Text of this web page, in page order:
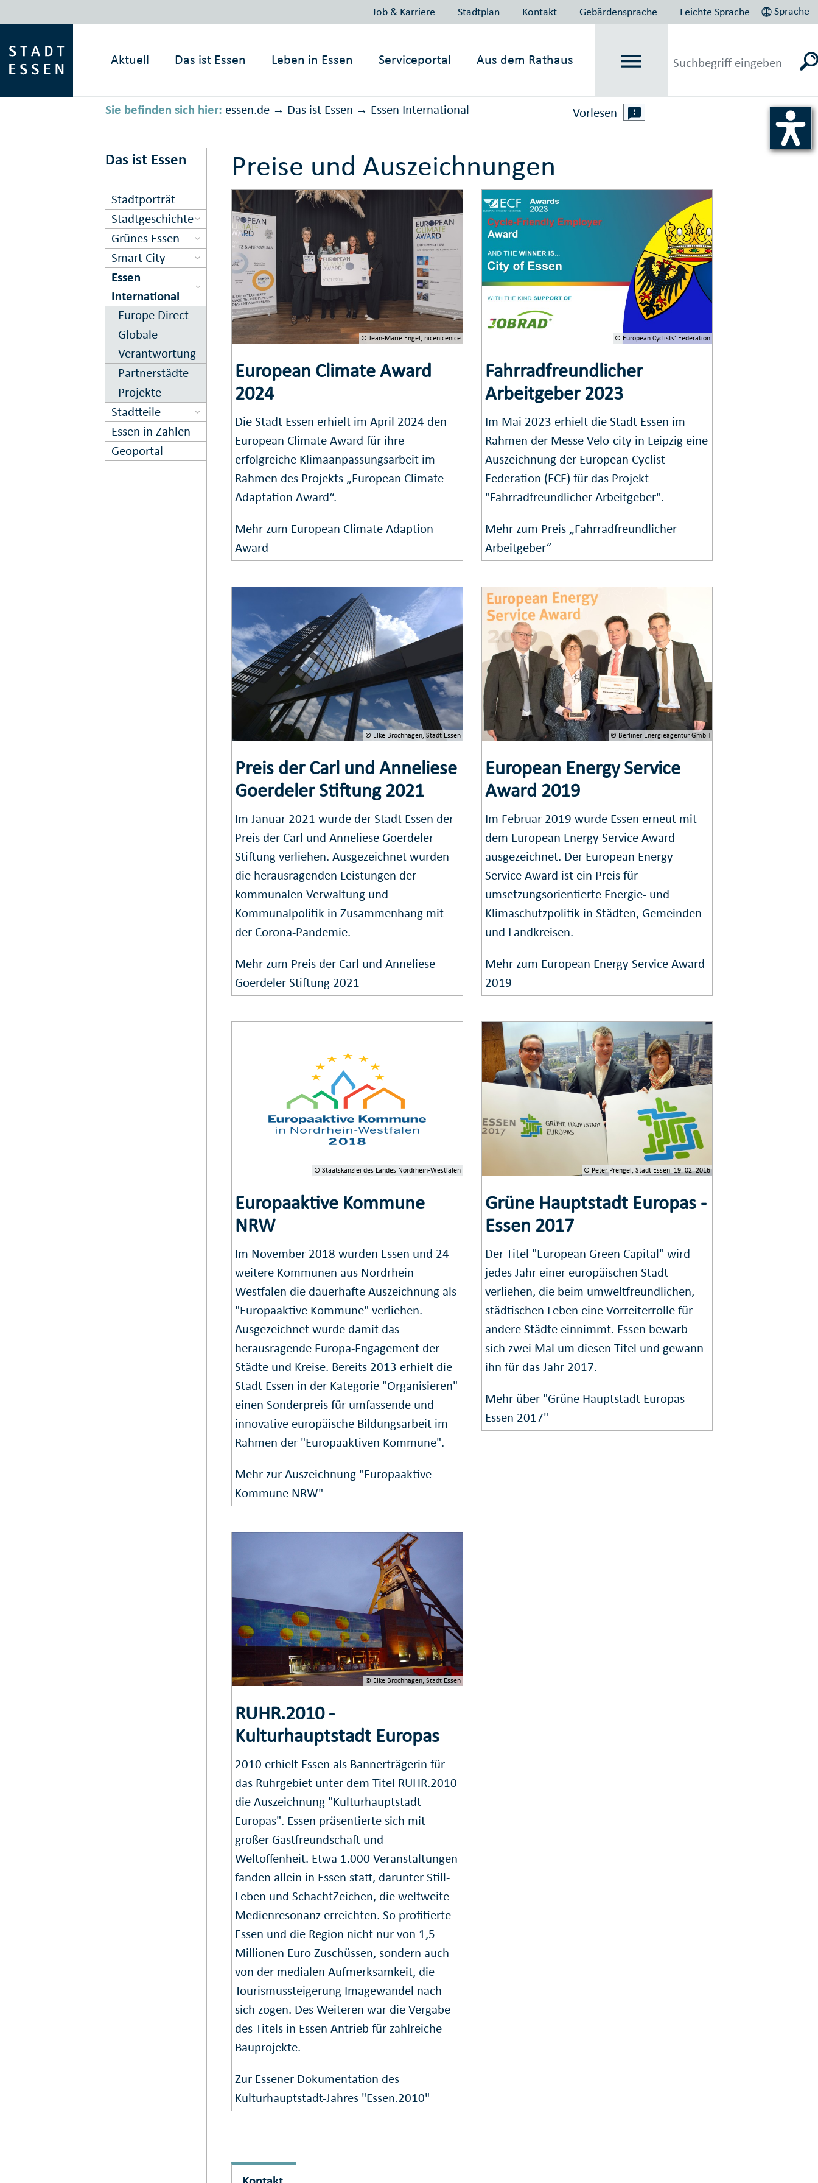
Job & Karriere Stadtplan Kontakt Gebärdensprache Leichte Sprache Sprache
Aktuell Das ist Essen Leben in Essen Serviceportal Aus dem Rathaus
Sie befinden sich hier: essen.de → Das ist Essen → Essen International Vorlesen
Das ist Essen
Stadtporträt
Stadtgeschichte
Grünes Essen
Smart City
Essen
International
Europe Direct
Globale
Verantwortung
Partnerstädte
Projekte
Stadtteile
Essen in Zahlen
Geoportal
Preise und Auszeichnungen
© Jean-Marie Engel, nicenicenice
European Climate Award
2024
Die Stadt Essen erhielt im April 2024 den
European Climate Award für ihre
erfolgreiche Klimaanpassungsarbeit im
Rahmen des Projekts „European Climate
Adaptation Award“.
Mehr zum European Climate Adaption
Award
© European Cyclists' Federation
Fahrradfreundlicher
Arbeitgeber 2023
Im Mai 2023 erhielt die Stadt Essen im
Rahmen der Messe Velo-city in Leipzig eine
Auszeichnung der European Cyclist
Federation (ECF) für das Projekt
"Fahrradfreundlicher Arbeitgeber".
Mehr zum Preis „Fahrradfreundlicher
Arbeitgeber“
© Elke Brochhagen, Stadt Essen
Preis der Carl und Anneliese
Goerdeler Stiftung 2021
Im Januar 2021 wurde der Stadt Essen der
Preis der Carl und Anneliese Goerdeler
Stiftung verliehen. Ausgezeichnet wurden
die herausragenden Leistungen der
kommunalen Verwaltung und
Kommunalpolitik in Zusammenhang mit
der Corona-Pandemie.
Mehr zum Preis der Carl und Anneliese
Goerdeler Stiftung 2021
© Berliner Energieagentur GmbH
European Energy Service
Award 2019
Im Februar 2019 wurde Essen erneut mit
dem European Energy Service Award
ausgezeichnet. Der European Energy
Service Award ist ein Preis für
umsetzungsorientierte Energie- und
Klimaschutzpolitik in Städten, Gemeinden
und Landkreisen.
Mehr zum European Energy Service Award
2019
© Staatskanzlei des Landes Nordrhein-Westfalen
Europaaktive Kommune
NRW
Im November 2018 wurden Essen und 24
weitere Kommunen aus Nordrhein-
Westfalen die dauerhafte Auszeichnung als
"Europaaktive Kommune" verliehen.
Ausgezeichnet wurde damit das
herausragende Europa-Engagement der
Städte und Kreise. Bereits 2013 erhielt die
Stadt Essen in der Kategorie "Organisieren"
einen Sonderpreis für umfassende und
innovative europäische Bildungsarbeit im
Rahmen der "Europaaktiven Kommune".
Mehr zur Auszeichnung "Europaaktive
Kommune NRW"
© Peter Prengel, Stadt Essen. 19. 02. 2016
Grüne Hauptstadt Europas -
Essen 2017
Der Titel "European Green Capital" wird
jedes Jahr einer europäischen Stadt
verliehen, die beim umweltfreundlichen,
städtischen Leben eine Vorreiterrolle für
andere Städte einnimmt. Essen bewarb
sich zwei Mal um diesen Titel und gewann
ihn für das Jahr 2017.
Mehr über "Grüne Hauptstadt Europas -
Essen 2017"
© Elke Brochhagen, Stadt Essen
RUHR.2010 -
Kulturhauptstadt Europas
2010 erhielt Essen als Bannerträgerin für
das Ruhrgebiet unter dem Titel RUHR.2010
die Auszeichnung "Kulturhauptstadt
Europas". Essen präsentierte sich mit
großer Gastfreundschaft und
Weltoffenheit. Etwa 1.000 Veranstaltungen
fanden allein in Essen statt, darunter Still-
Leben und SchachtZeichen, die weltweite
Medienresonanz erreichten. So profitierte
Essen und die Region nicht nur von 1,5
Millionen Euro Zuschüssen, sondern auch
von der medialen Aufmerksamkeit, die
Tourismussteigerung Imagewandel nach
sich zogen. Des Weiteren war die Vergabe
des Titels in Essen Antrieb für zahlreiche
Bauprojekte.
Zur Essener Dokumentation des
Kulturhauptstadt-Jahres "Essen.2010"